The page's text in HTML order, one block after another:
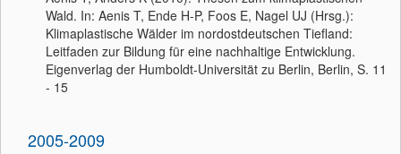
Wald. In: Aenis T, Ende H-P, Foos E, Nagel UJ (Hrsg.):
Klimaplastische Wälder im nordostdeutschen Tiefland:
Leitfaden zur Bildung für eine nachhaltige Entwicklung.
Eigenverlag der Humboldt-Universität zu Berlin, Berlin, S. 11
- 15
2005-2009